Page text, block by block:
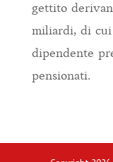
gettito
miliardi, di
dipendente
pensionati.